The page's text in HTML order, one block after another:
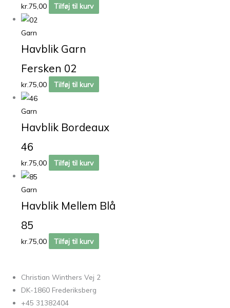
kr.75,00 Tilføj til kurv
Garn
Havblik Garn
Fersken 02
kr.75,00 Tilføj til kurv
Garn
Havblik Bordeaux
46
kr.75,00 Tilføj til kurv
Garn
Havblik Mellem Blå
85
kr.75,00 Tilføj til kurv
Christian Winthers Vej 2
DK-1860 Frederiksberg
+45 31382404